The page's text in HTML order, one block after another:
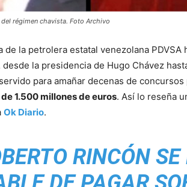
régimen chavista. Foto Archivo
de la petrolera estatal venezolana
desde la presidencia de Hugo Chávez
para amañar decenas de
1.500 millones de euros. Así lo reseña
Ok Diario.
RINCÓN